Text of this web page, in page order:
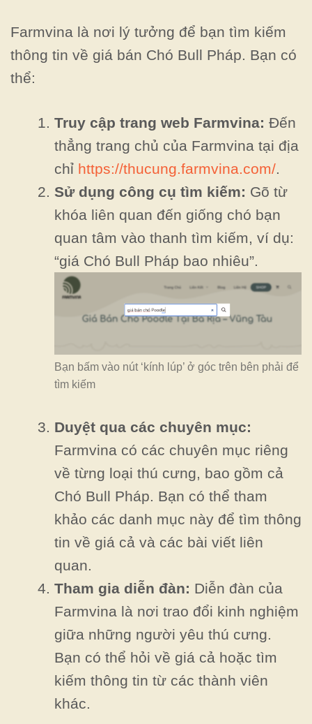
Farmvina là nơi lý tưởng để bạn tìm kiếm
thông tin về giá bán Chó Bull Pháp. Bạn có
thể:
Truy cập trang web Farmvina: Đến
thẳng trang chủ của Farmvina tại địa
chỉ https://thucung.farmvina.com/.
Sử dụng công cụ tìm kiếm: Gõ từ
khóa liên quan đến giống chó bạn
quan tâm vào thanh tìm kiếm, ví dụ:
“giá Chó Bull Pháp bao nhiêu”.
Bạn bấm vào nút ‘kính lúp’ ở góc trên bên phải để
tìm kiếm
Duyệt qua các chuyên mục:
Farmvina có các chuyên mục riêng
về từng loại thú cưng, bao gồm cả
Chó Bull Pháp. Bạn có thể tham
khảo các danh mục này để tìm thông
tin về giá cả và các bài viết liên
quan.
Tham gia diễn đàn: Diễn đàn của
Farmvina là nơi trao đổi kinh nghiệm
giữa những người yêu thú cưng.
Bạn có thể hỏi về giá cả hoặc tìm
kiếm thông tin từ các thành viên
khác.